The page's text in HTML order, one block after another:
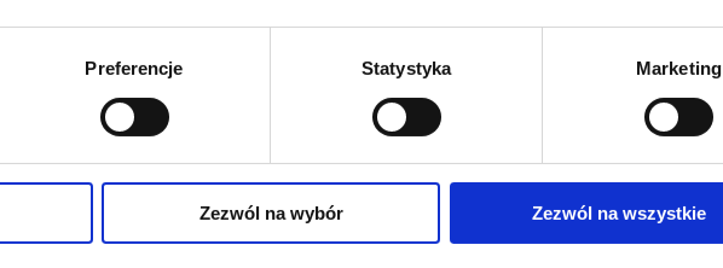
Preferencje Statystyka Marketing
Zezwól na wybór Zezwól na wszystkie
CZERWONA SZPILKA
Na Polance 16A lok.9